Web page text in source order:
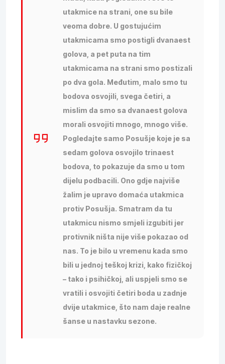
utakmice na strani, one su bile
veoma dobre. U gostujućim
utakmicama smo postigli dvanaest
golova, a pet puta na tim
utakmicama na strani smo postizali
po dva gola. Međutim, malo smo tu
bodova osvojili, svega četiri, a
mislim da smo sa dvanaest golova
morali osvojiti mnogo, mnogo više.
Pogledajte samo Posušje koje je sa
sedam golova osvojilo trinaest
bodova, to pokazuje da smo u tom
dijelu podbacili. Ono gdje najviše
žalim je upravo domaća utakmica
protiv Posušja. Smatram da tu
utakmicu nismo smjeli izgubiti jer
protivnik ništa nije više pokazao od
nas. To je bilo u vremenu kada smo
bili u jednoj teškoj krizi, kako fizičkoj
– tako i psihičkoj, ali uspjeli smo se
vratili i osvojiti četiri boda u zadnje
dvije utakmice, što nam daje realne
šanse u nastavku sezone.